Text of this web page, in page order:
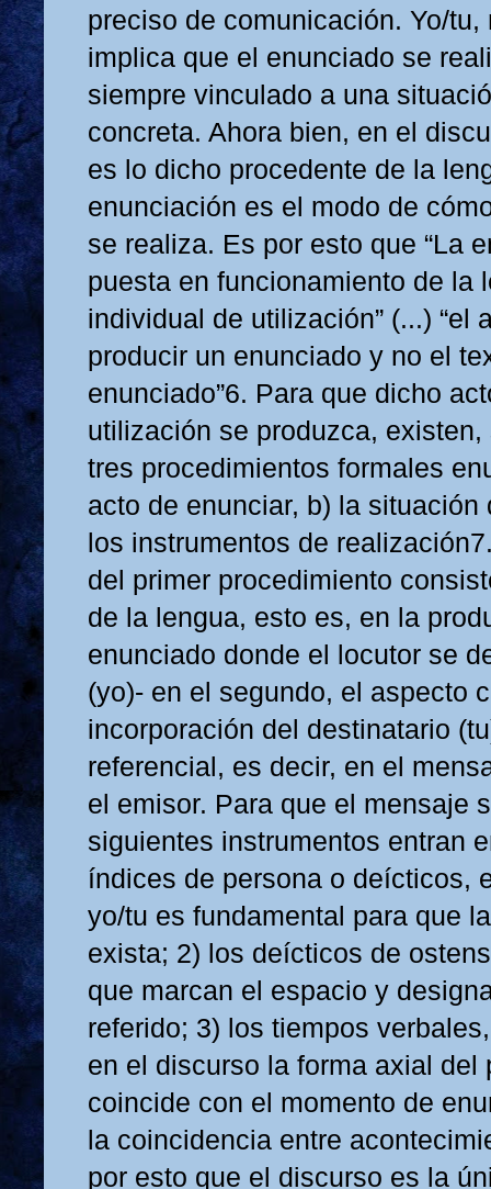
preciso de comunicación. Yo/tu,
implica que el enunciado se
siempre vinculado a una
concreta. Ahora bien, en el
es lo dicho procedente de la
enunciación es el modo de
se realiza. Es por esto que “La
puesta en funcionamiento de la
individual de utilización” (...) “el
producir un enunciado y no el
enunciado”6. Para que dicho
utilización se produzca,
tres procedimientos formales
acto de enunciar, b) la situación
los instrumentos de
del primer procedimiento
de la lengua, esto es, en la
enunciado donde el locutor se
(yo)- en el segundo, el aspecto
incorporación del destinatario
referencial, es decir, en el
el emisor. Para que el mensaje
siguientes instrumentos entran
índices de persona o deícticos,
yo/tu es fundamental para que
exista; 2) los deícticos de
que marcan el espacio y
referido; 3) los tiempos
en el discurso la forma axial del
coincide con el momento de
la coincidencia entre
por esto que el discurso es la